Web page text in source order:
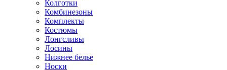
Колготки
Комбинезоны
Комплекты
Костюмы
Лонгсливы
Лосины
Нижнее белье
Носки